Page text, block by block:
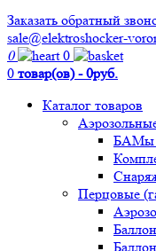
Заказать обратный
sale@elektroshocker-
0
0
0 товар(ов) - 0руб.
Каталог товаров
БАМы
Перцовые